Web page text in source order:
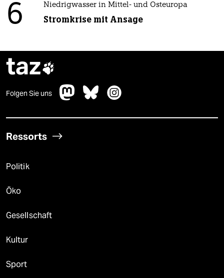
6 Niedrigwasser in Mittel- und Osteuropa
Stromkrise mit Ansage
taz
Folgen Sie uns
Ressorts
Politik
Öko
Gesellschaft
Kultur
Sport